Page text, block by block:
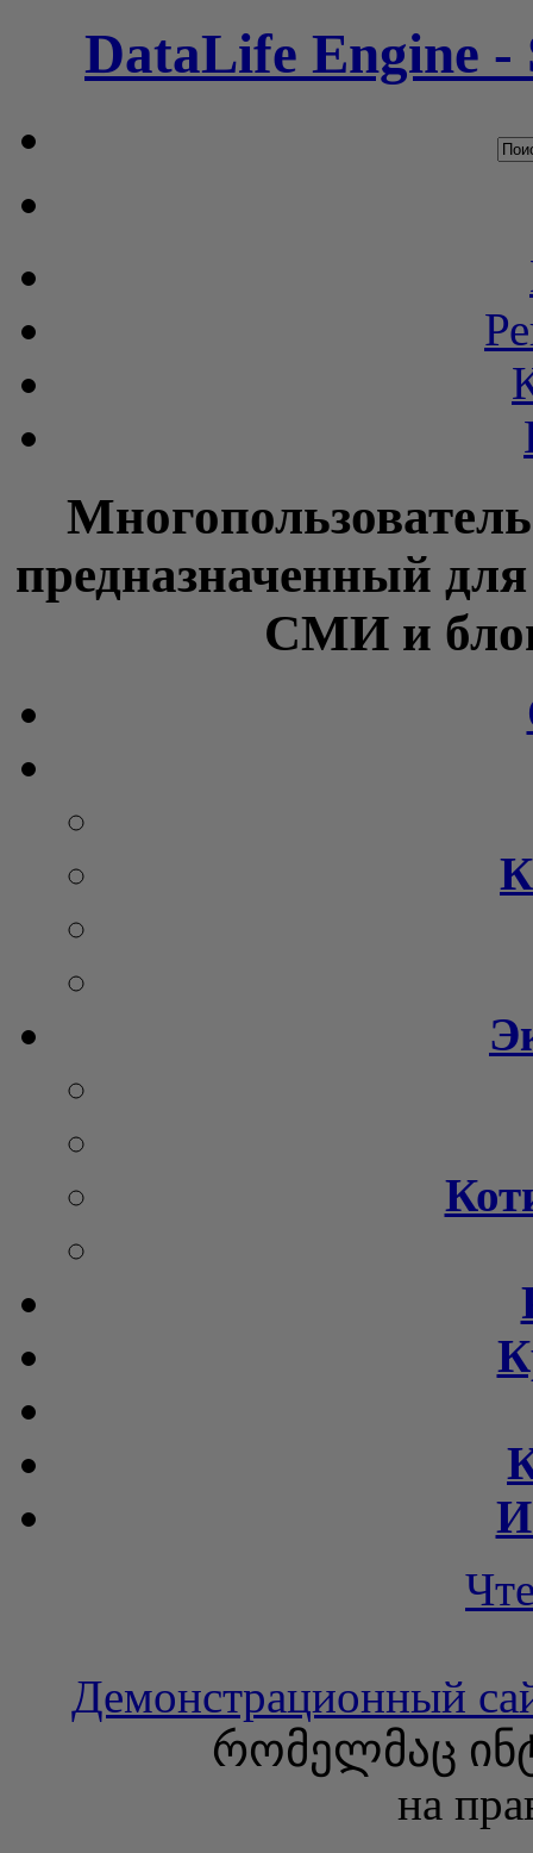
DataLife Engine -
предназначенный
СМИ и
Демонстрационный
რომელმაც
на